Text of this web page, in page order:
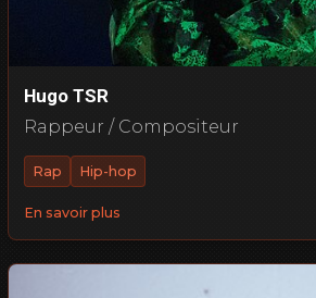
Hugo TSR
Rappeur / Compositeur
Rap Hip-hop
En savoir plus